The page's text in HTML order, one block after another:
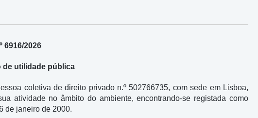
6916/2026
utilidade pública
coletiva de direito privado n.º 502766735, com sede em Lisboa,
atividade no âmbito do ambiente, encontrando-se registada como
de janeiro de 2000.